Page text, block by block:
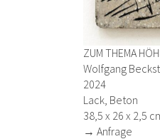
ZUM THEMA
Wolfgang
2024
Lack, Beton
38,5 x 26 x 2,5
→ Anfrage